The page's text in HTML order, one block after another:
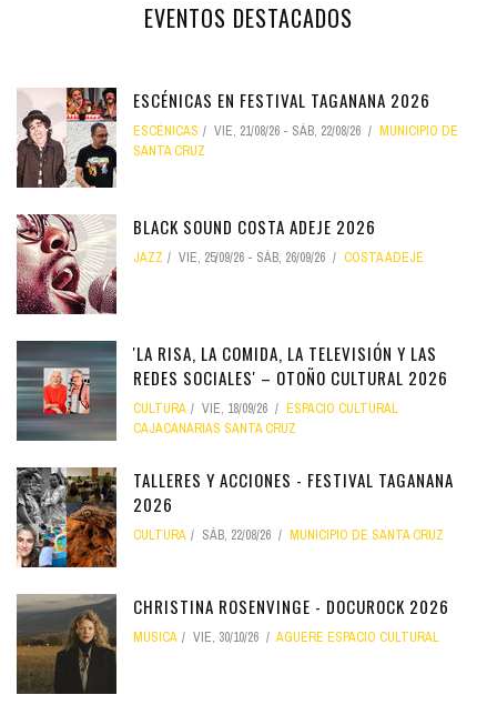
EVENTOS DESTACADOS
ESCÉNICAS EN FESTIVAL TAGANANA 2026
ESCÉNICAS VIE, 21/08/26 - SÁB, 22/08/26
MUNICIPIO DE
SANTA CRUZ
BLACK SOUND COSTA ADEJE 2026
JAZZ VIE, 25/09/26 - SÁB, 26/09/26 COSTA ADEJE
'LA RISA, LA COMIDA, LA TELEVISIÓN Y LAS
REDES SOCIALES' – OTOÑO CULTURAL 2026
CULTURA VIE, 18/09/26
ESPACIO CULTURAL
CAJACANARIAS SANTA CRUZ
TALLERES Y ACCIONES - FESTIVAL TAGANANA
2026
CULTURA SÁB, 22/08/26 MUNICIPIO DE SANTA CRUZ
CHRISTINA ROSENVINGE - DOCUROCK 2026
MÚSICA VIE, 30/10/26 AGUERE ESPACIO CULTURAL